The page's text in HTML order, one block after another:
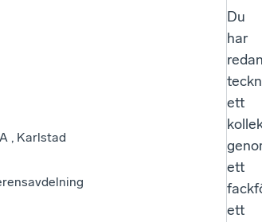
, Karlstad
Du
har
ett
ett
ett